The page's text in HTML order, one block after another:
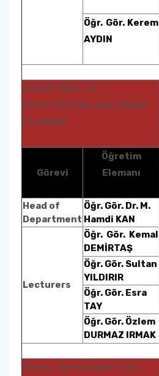
Öğr. Gör. Kerem
AYDIN
DEPARTMENT OF
ARCHITECTURE AND URBAN
PLANNING
Görevi
Öğretim
Elemanı
Head of
Department
Öğr. Gör. Dr. M.
Hamdi KAN
Lecturers
Öğr. Gör. Kemal
DEMİRTAŞ
Öğr. Gör. Sultan
YILDIRIR
Öğr. Gör. Esra
TAY
Öğr. Gör. Özlem
DURMAZ IRMAK
HOTEL, RESTAURANT AND